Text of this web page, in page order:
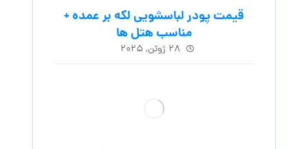
قیمت پودر لباسشویی لکه بر عمده +
مناسب هتل ها
۲۸ ژوئن, ۲۰۲۵